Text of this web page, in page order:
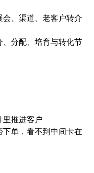
、渠道、老客户转介
、分配、培育与转化节
里推进客户
单，看不到中间卡在